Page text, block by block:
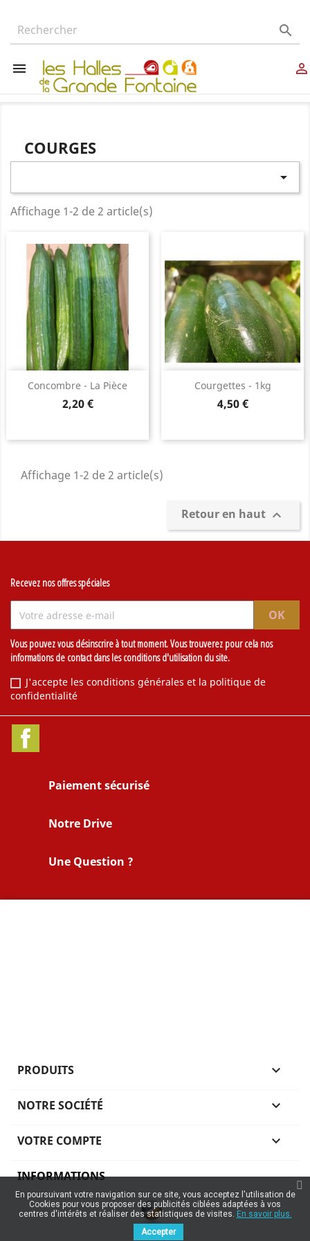

 
COURGES

Affichage 1-2 de 2 article(s)
Concombre - La Pièce
Prix
2,20 €
Courgettes - 1kg
Prix
4,50 €
Affichage 1-2 de 2 article(s)
Retour en haut 
Recevez nos offres spéciales
Vous pouvez vous désinscrire à tout moment. Vous trouverez pour cela nos
informations de contact dans les conditions d'utilisation du site.
J'accepte les conditions générales et la politique de
confidentialité
Paiement sécurisé
Notre Drive
Une Question ?
PRODUITS 
NOTRE SOCIÉTÉ 
VOTRE COMPTE 
INFORMATIONS
En poursuivant votre navigation sur ce site, vous acceptez l'utilisation de
Cookies pour vous proposer des publicités ciblées adaptées à vos
centres d'intérêts et réaliser des statistiques de visites. En savoir plus.
Accepter